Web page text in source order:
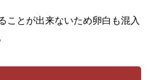
ことが出来ないため卵白も混入